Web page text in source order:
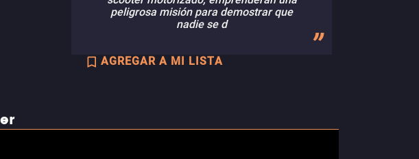
peligrosa misión para demostrar que
nadie se d
AGREGAR A MI LISTA